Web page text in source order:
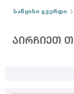
საწყისი გვერდი
ᲐᲘᲠᲩᲘᲔᲗ